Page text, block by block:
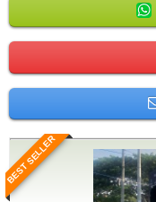
BEST SELLER